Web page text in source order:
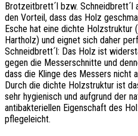
Brotzeitbrett´l bzw. Schneidbrett´l
den Vorteil, dass das Holz
Esche hat eine dichte Holzstruktur
Hartholz) und eignet sich daher
Schneidbrett´l: Das Holz ist
gegen die Messerschnitte und
dass die Klinge des Messers nicht
Durch die dichte Holzstruktur ist
sehr hygienisch und aufgrund der
antibakteriellen Eigenschaft des
pflegeleicht.